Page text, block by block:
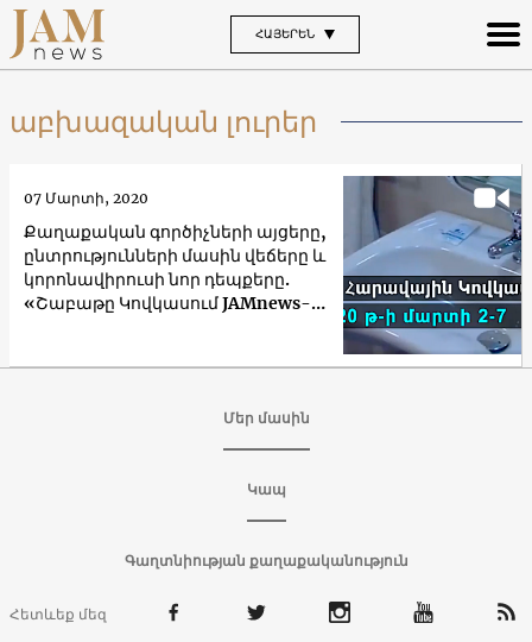
ՀԱՅԵՐԵՆ
աբխազական լուրեր
Քաղաքական գործիչների այցերը,
ընտրությունների մասին վեճերը և
կորոնավիրուսի նոր դեպքերը.
«Շաբաթը Կովկասում JAMnews-
07 Մարտի, 2020
Մեր մասին
Կապ
Գաղտնիության քաղաքականություն
Հետևեք մեզ